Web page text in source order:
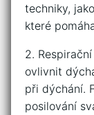
techniky,
které
2.
ovlivnit
⁢při dýchání.
posilování